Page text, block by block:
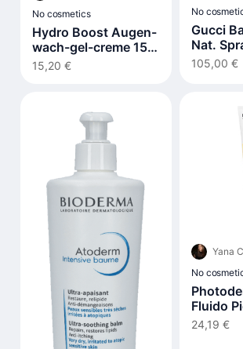
No cosmetics
Hydro Boost Augen-
wach-gel-creme 15
ml
15,20 €
No
Gucci
Nat.
105,00 €
Yana
No
Fluido
Y
24,19 €